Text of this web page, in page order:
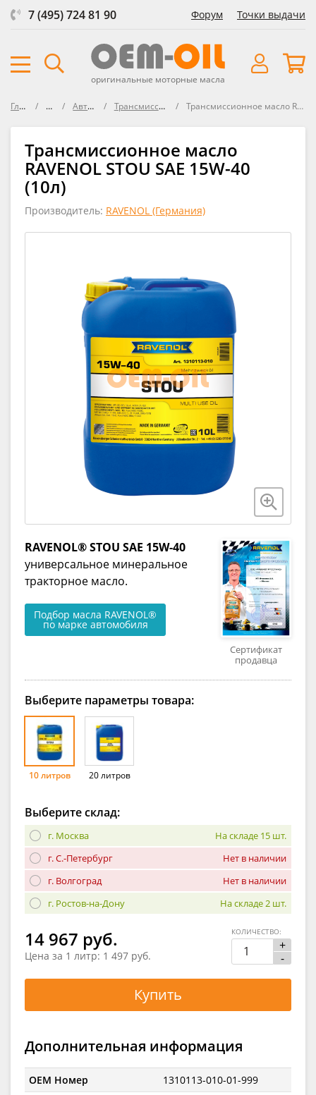
7 (495) 724 81 90 Форум Точки выдачи
оригинальные моторные масла
Главная МаслаАвтомобили Трансмиссионные масла Трансмиссионное масло RAVENOL STOU SAE 15W-40
Трансмиссионное масло
RAVENOL STOU SAE 15W-40
(10л)
Производитель: RAVENOL (Германия)
RAVENOL® STOU SAE 15W-40
универсальное минеральное
тракторное масло.
Подбор масла RAVENOL®
по марке автомобиля
Сертификат
продавца
Выберите параметры товара:
10 литров 20 литров
Выберите склад:
г. Москва
На складе 15 шт.
г. С.-Петербург
Нет в наличии
г. Волгоград
Нет в наличии
г. Ростов-на-Дону
На складе 2 шт.
14 967 руб.
Цена за 1 литр: 1 497 руб.
+
-
КОЛИЧЕСТВО:
Купить
Дополнительная информация
OEM Номер
1310113-010-01-999